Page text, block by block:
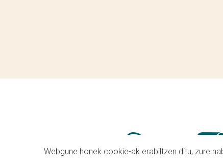
Webgune honek cookie-ak erabiltzen ditu, zure